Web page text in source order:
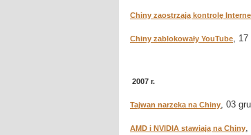
Chiny zaostrzają kontrolę
Chiny zablokowały YouTube, 17
2007 r.
Tajwan narzeka na Chiny, 03
AMD i NVIDIA stawiają na Chiny,